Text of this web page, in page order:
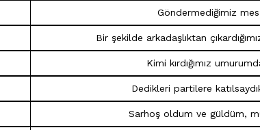
Göndermediğimiz
Bir şekilde arkadaşlıktan
Kimi kırdığımız
Dedikleri partilere
Sarhoş oldum ve güldüm,